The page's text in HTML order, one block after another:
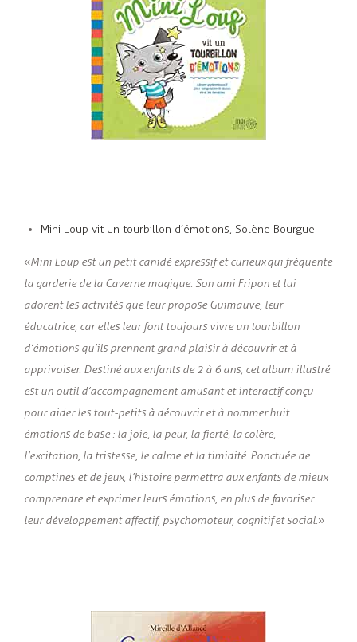
Mini Loup vit un tourbillon d’émotions, Solène Bourgue
«Mini Loup est un petit canidé expressif et curieux qui fréquente
la garderie de la Caverne magique. Son ami Fripon et lui
adorent les activités que leur propose Guimauve, leur
éducatrice, car elles leur font toujours vivre un tourbillon
d’émotions qu’ils prennent grand plaisir à découvrir et à
apprivoiser. Destiné aux enfants de 2 à 6 ans, cet album illustré
est un outil d’accompagnement amusant et interactif conçu
pour aider les tout-petits à découvrir et à nommer huit
émotions de base : la joie, la peur, la fierté, la colère,
l’excitation, la tristesse, le calme et la timidité. Ponctuée de
comptines et de jeux, l’histoire permettra aux enfants de mieux
comprendre et exprimer leurs émotions, en plus de favoriser
leur développement affectif, psychomoteur, cognitif et social. »